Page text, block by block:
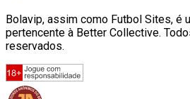
Bolavip, assim como Futbol Sites, é
pertencente à Better Collective.
reservados.